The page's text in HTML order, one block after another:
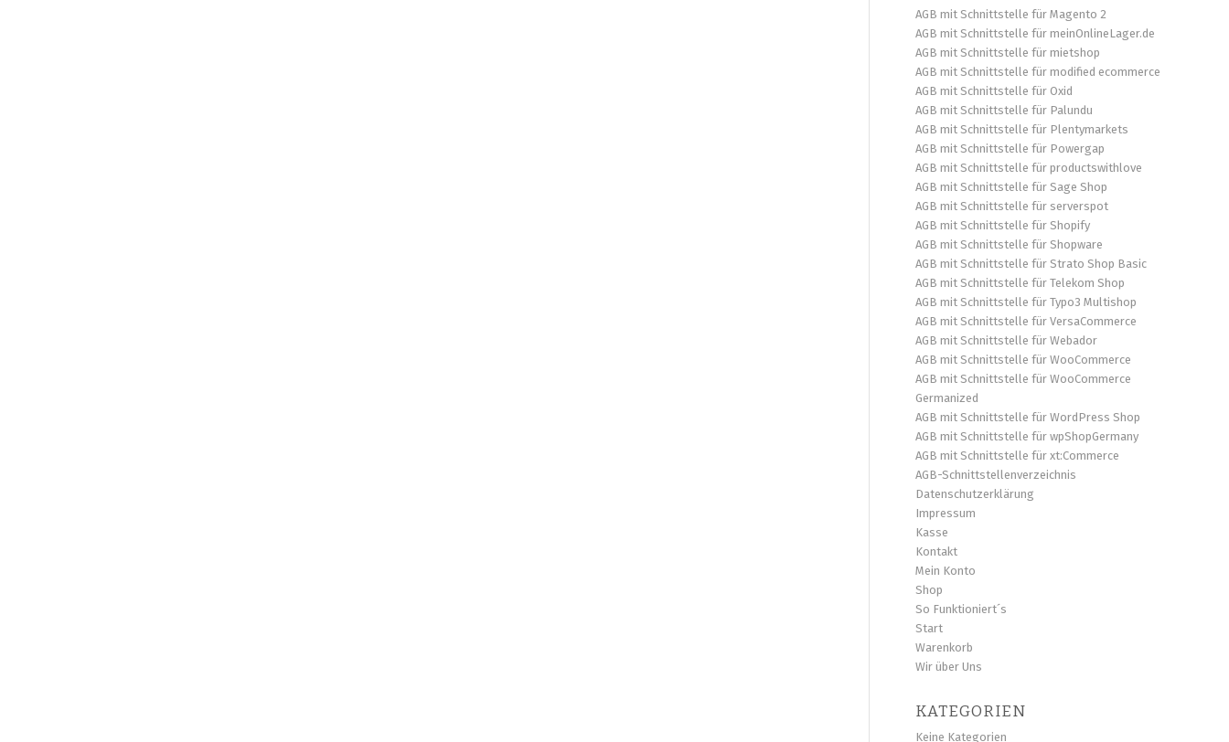
AGB mit Schnittstelle für Magento 2
AGB mit Schnittstelle für meinOnlineLager.de
AGB mit Schnittstelle für mietshop
AGB mit Schnittstelle für modified ecommerce
AGB mit Schnittstelle für Oxid
AGB mit Schnittstelle für Palundu
AGB mit Schnittstelle für Plentymarkets
AGB mit Schnittstelle für Powergap
AGB mit Schnittstelle für productswithlove
AGB mit Schnittstelle für Sage Shop
AGB mit Schnittstelle für serverspot
AGB mit Schnittstelle für Shopify
AGB mit Schnittstelle für Shopware
AGB mit Schnittstelle für Strato Shop Basic
AGB mit Schnittstelle für Telekom Shop
AGB mit Schnittstelle für Typo3 Multishop
AGB mit Schnittstelle für VersaCommerce
AGB mit Schnittstelle für Webador
AGB mit Schnittstelle für WooCommerce
AGB mit Schnittstelle für WooCommerce
Germanized
AGB mit Schnittstelle für WordPress Shop
AGB mit Schnittstelle für wpShopGermany
AGB mit Schnittstelle für xt:Commerce
AGB-Schnittstellenverzeichnis
Datenschutzerklärung
Impressum
Kasse
Kontakt
Mein Konto
Shop
So Funktioniert´s
Start
Warenkorb
Wir über Uns
KATEGORIEN
Keine Kategorien